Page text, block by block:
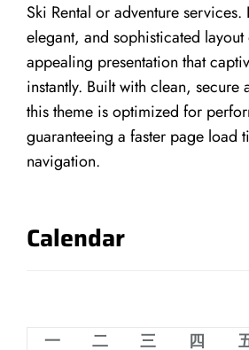
Ski Rental or adventure services.
elegant, and sophisticated layout
appealing presentation that
instantly. Built with clean, secure
this theme is optimized for
guaranteeing a faster page load
navigation.
Calendar
一
二 三 四